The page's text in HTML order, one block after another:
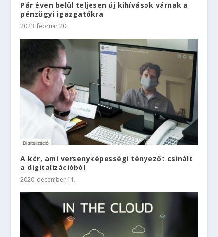
Pár éven belül teljesen új kihívások várnak a
pénzügyi igazgatókra
2023. február 20.
A kór, ami versenyképességi tényezőt csinált
a digitalizációból
2020. december 11.